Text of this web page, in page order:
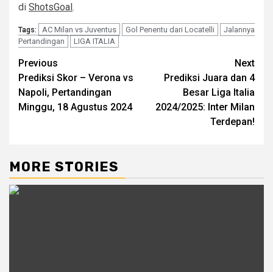
di ShotsGoal.
Tags: AC Milan vs Juventus Gol Penentu dari Locatelli
Jalannya
Pertandingan
LIGA ITALIA
Post
navigation
Previous
Prediksi Skor – Verona vs
Napoli, Pertandingan
Minggu, 18 Agustus 2024
Next
Prediksi Juara dan 4
Besar Liga Italia
2024/2025: Inter Milan
Terdepan!
MORE STORIES